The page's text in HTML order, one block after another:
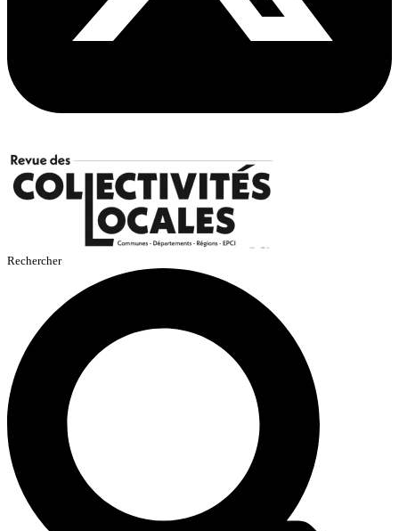
Rechercher